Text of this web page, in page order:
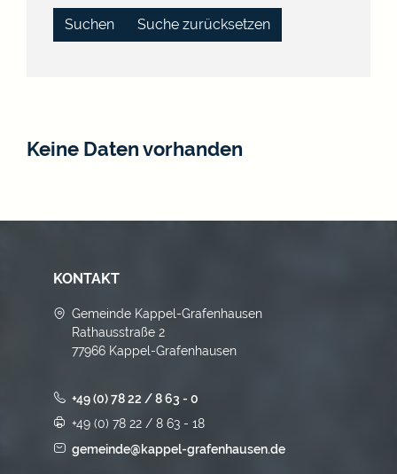
Suche zurücksetzen
Keine Daten vorhanden
KONTAKT
Gemeinde Kappel-Grafenhausen
Rathausstraße 2
77966 Kappel-Grafenhausen
+49 (0) 78 22 / 8 63 - 0
+49 (0) 78 22 / 8 63 - 18
gemeinde@kappel-grafenhausen.de